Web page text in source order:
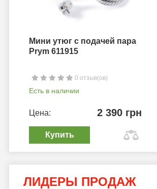
Мини утюг с подачей пара
Prym 611915
0 отзыв(ов)
Есть в наличии
Цена: 2 390 грн
Купить
ЛИДЕРЫ ПРОДАЖ